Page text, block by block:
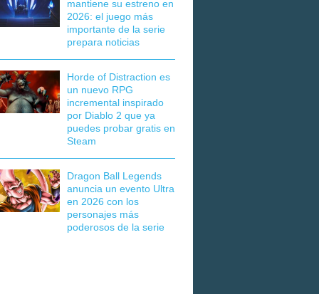
mantiene su estreno en
2026: el juego más
importante de la serie
prepara noticias
Horde of Distraction es
un nuevo RPG
incremental inspirado
por Diablo 2 que ya
puedes probar gratis en
Steam
Dragon Ball Legends
anuncia un evento Ultra
en 2026 con los
personajes más
poderosos de la serie